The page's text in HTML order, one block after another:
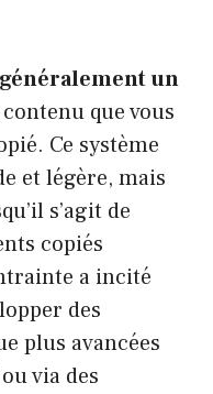
un
que vous
Ce système
et légère, mais
s’agit de
copiés
a incité
des
plus avancées
via des